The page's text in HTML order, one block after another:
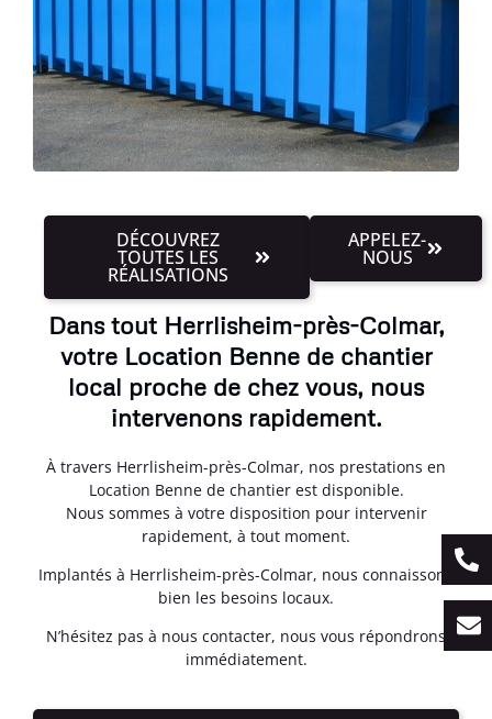
DÉCOUVREZ
TOUTES LES
RÉALISATIONS
APPELEZ-
NOUS
Dans tout Herrlisheim-près-Colmar,
votre Location Benne de chantier
local proche de chez vous, nous
intervenons rapidement.
À travers Herrlisheim-près-Colmar, nos prestations en
Location Benne de chantier est disponible.
Nous sommes à votre disposition pour intervenir
rapidement, à tout moment.
Implantés à Herrlisheim-près-Colmar, nous connaissons
bien les besoins locaux.
N’hésitez pas à nous contacter, nous vous répondrons
immédiatement.